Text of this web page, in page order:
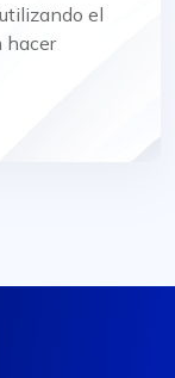
el
hacer